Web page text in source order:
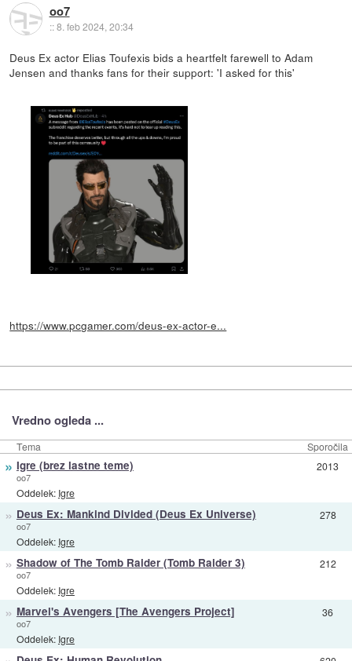
oo7
::8. feb 2024, 20:34
Deus Ex actor Elias Toufexis bids a heartfelt farewell to Adam
Jensen and thanks fans for their support: 'I asked for this'
https://www.pcgamer.com/deus-ex-actor-e...
Vredno ogleda ...
Tema Sporočila
» Igre (brez lastne teme)
oo7
Oddelek: Igre
2013
» Deus Ex: Mankind Divided (Deus Ex Universe)
oo7
Oddelek: Igre
278
» Shadow of The Tomb Raider (Tomb Raider 3)
oo7
Oddelek: Igre
212
» Marvel's Avengers [The Avengers Project]
oo7
Oddelek: Igre
36